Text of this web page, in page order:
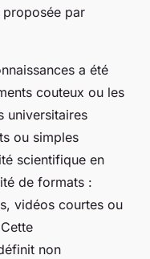
par
a été
couteux ou les
universitaires
ou simples
scientifique en
de formats :
vidéos courtes ou
non